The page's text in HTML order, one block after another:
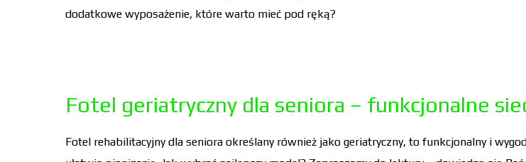
dodatkowe wyposażenie, które warto mieć pod ręką?
Fotel geriatryczny dla seniora – funkcjonalne
Fotel rehabilitacyjny dla seniora określany również jako geriatryczny, to funkcjonalny i